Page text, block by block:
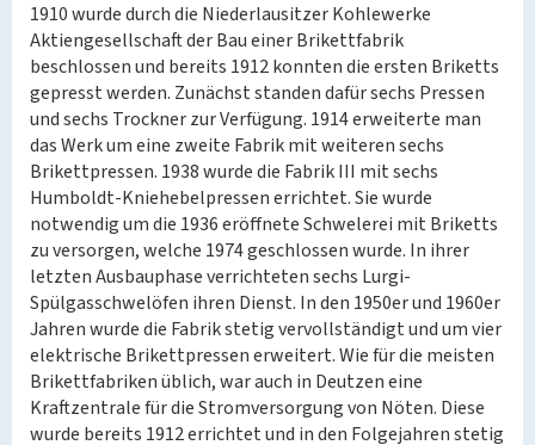
1910 wurde durch die Niederlausitzer Kohlewerke
Aktiengesellschaft der Bau einer Brikettfabrik
beschlossen und bereits 1912 konnten die ersten Briketts
gepresst werden. Zunächst standen dafür sechs Pressen
und sechs Trockner zur Verfügung. 1914 erweiterte man
das Werk um eine zweite Fabrik mit weiteren sechs
Brikettpressen. 1938 wurde die Fabrik III mit sechs
Humboldt-Kniehebelpressen errichtet. Sie wurde
notwendig um die 1936 eröffnete Schwelerei mit Briketts
zu versorgen, welche 1974 geschlossen wurde. In ihrer
letzten Ausbauphase verrichteten sechs Lurgi-
Spülgasschwelöfen ihren Dienst. In den 1950er und 1960er
Jahren wurde die Fabrik stetig vervollständigt und um vier
elektrische Brikettpressen erweitert. Wie für die meisten
Brikettfabriken üblich, war auch in Deutzen eine
Kraftzentrale für die Stromversorgung von Nöten. Diese
wurde bereits 1912 errichtet und in den Folgejahren stetig